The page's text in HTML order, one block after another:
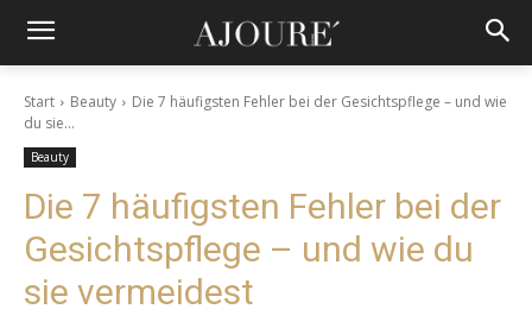
Start Beauty
Die 7 häufigsten Fehler bei der Gesichtspflege – und wie
du sie...
Beauty
Die 7 häufigsten Fehler bei der
Gesichtspflege – und wie du
sie vermeidest